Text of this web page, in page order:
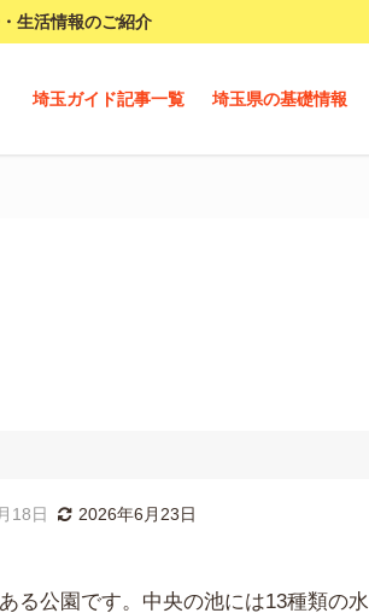
生活情報のご紹介
埼玉ガイド記事一覧 埼玉県の基礎情報
18日 2026年6月23日
る公園です。中央の池には13種類の水